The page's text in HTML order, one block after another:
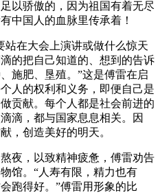
以骄傲的，因为祖国有着无尽
中国人的血脉里传承着！
站在大会上演讲或做什么惊天
的把自己知道的、想到的告诉
施肥、垦殖。”这是傅雷在启
人的权利和义务，即便自己是
贡献。每个人都是社会前进的
滴，都与国家息息相关。因
，创造美好的明天。
夜，以致精神疲惫，傅雷劝告
馆。“人寿有限，精力也有
跑得好。”傅雷用形象的比